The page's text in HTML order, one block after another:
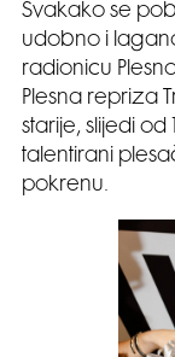
Svakako se
udobno i
radionicu
Plesna repriza
starije, slijedi od
talentirani
pokrenu.